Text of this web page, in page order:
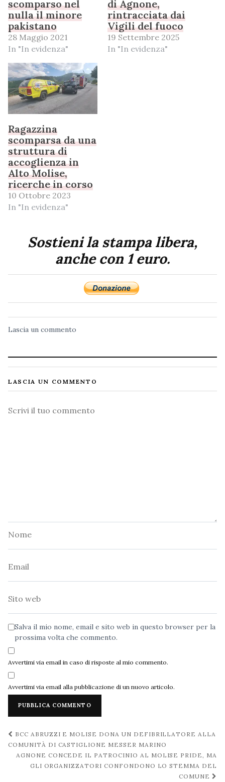
scomparso nel
nulla il minore
pakistano
28 Maggio 2021
In "In evidenza"
di Agnone,
rintracciata dai
Vigili del fuoco
19 Settembre 2025
In "In evidenza"
Ragazzina
scomparsa da una
struttura di
accoglienza in
Alto Molise,
ricerche in corso
10 Ottobre 2023
In "In evidenza"
Sostieni la stampa libera,
anche con 1 euro.
Lascia un commento
LASCIA UN COMMENTO
Commento
Salva il mio nome, email e sito web in questo browser per la
prossima volta che commento.
Avvertimi via email in caso di risposte al mio commento.
Avvertimi via email alla pubblicazione di un nuovo articolo.
Navigazione
post
BCC ABRUZZI E MOLISE DONA UN DEFIBRILLATORE ALLA
COMUNITÀ DI CASTIGLIONE MESSER MARINO
AGNONE CONCEDE IL PATROCINIO AL MOLISE PRIDE, MA
GLI ORGANIZZATORI CONFONDONO LO STEMMA DEL
COMUNE